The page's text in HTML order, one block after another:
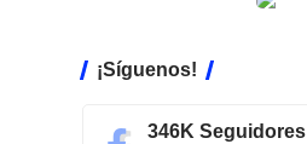
¡Síguenos!
346K Seguidores